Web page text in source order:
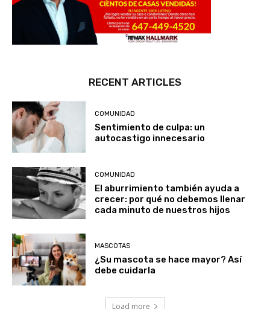
RECENT ARTICLES
COMUNIDAD
Sentimiento de culpa: un
autocastigo innecesario
COMUNIDAD
El aburrimiento también ayuda a
crecer: por qué no debemos llenar
cada minuto de nuestros hijos
MASCOTAS
¿Su mascota se hace mayor? Así
debe cuidarla
Load more